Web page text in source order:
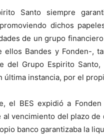
Santo siempre
dichos
de un grupo
ellos Bandes y Fonden-,
del Grupo Espirito
última instancia, por el
el BES expidió a
al vencimiento del plazo
banco garantizaba la